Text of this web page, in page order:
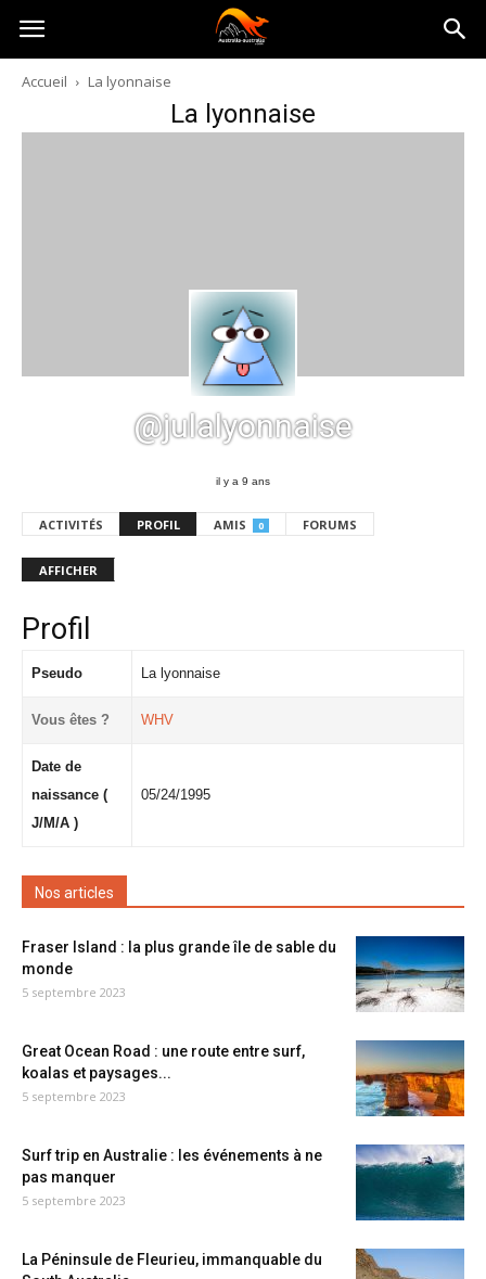
Australia-
australie.com
Accueil La lyonnaise
La lyonnaise
@julalyonnaise
il y a 9 ans
ACTIVITÉS PROFIL AMIS 0 FORUMS
AFFICHER
Profil
Pseudo La lyonnaise
Vous êtes ? WHV
Date de
naissance (
J/M/A )
05/24/1995
Nos articles
Fraser Island : la plus grande île de sable du
monde
5 septembre 2023
Great Ocean Road : une route entre surf,
koalas et paysages...
5 septembre 2023
Surf trip en Australie : les événements à ne
pas manquer
5 septembre 2023
La Péninsule de Fleurieu, immanquable du